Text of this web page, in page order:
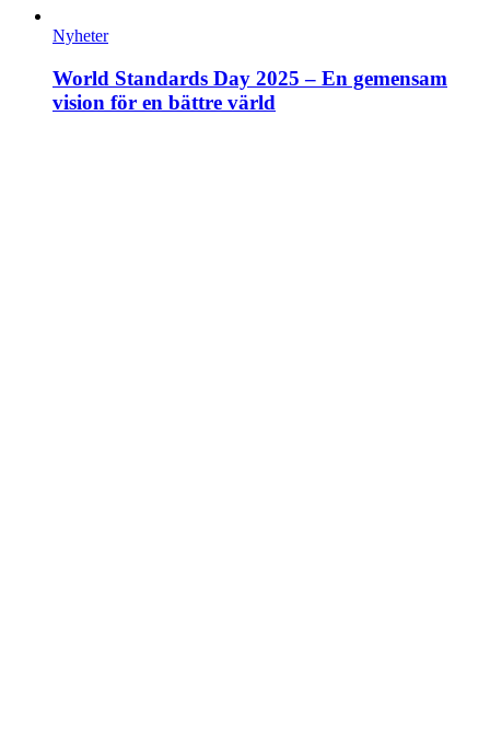
Nyheter
World Standards Day 2025 – En gemensam
vision för en bättre värld